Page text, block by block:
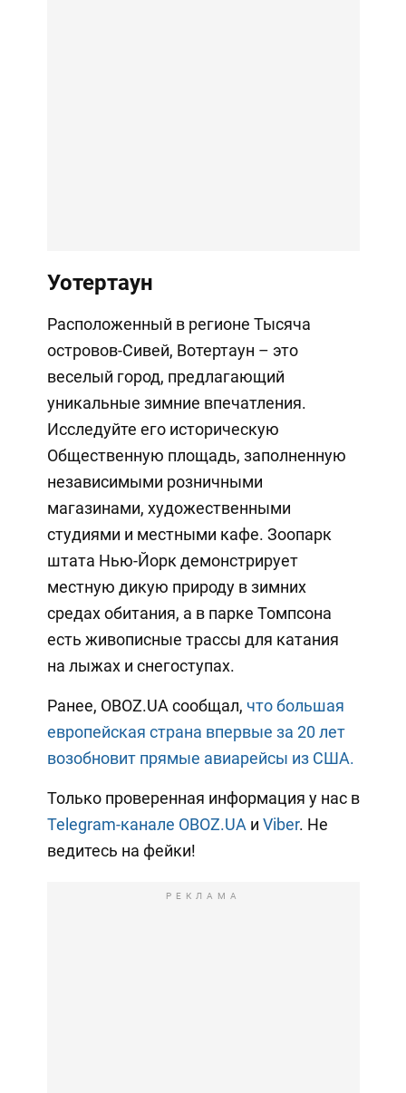
Уотертаун
Расположенный в регионе Тысяча
островов-Сивей, Вотертаун – это
веселый город, предлагающий
уникальные зимние впечатления.
Исследуйте его историческую
Общественную площадь, заполненную
независимыми розничными
магазинами, художественными
студиями и местными кафе. Зоопарк
штата Нью-Йорк демонстрирует
местную дикую природу в зимних
средах обитания, а в парке Томпсона
есть живописные трассы для катания
на лыжах и снегоступах.
Ранее, OBOZ.UA сообщал, что большая
европейская страна впервые за 20 лет
возобновит прямые авиарейсы из США.
Только проверенная информация у нас в
Telegram-канале OBOZ.UA и Viber. Не
ведитесь на фейки!
РЕКЛАМА